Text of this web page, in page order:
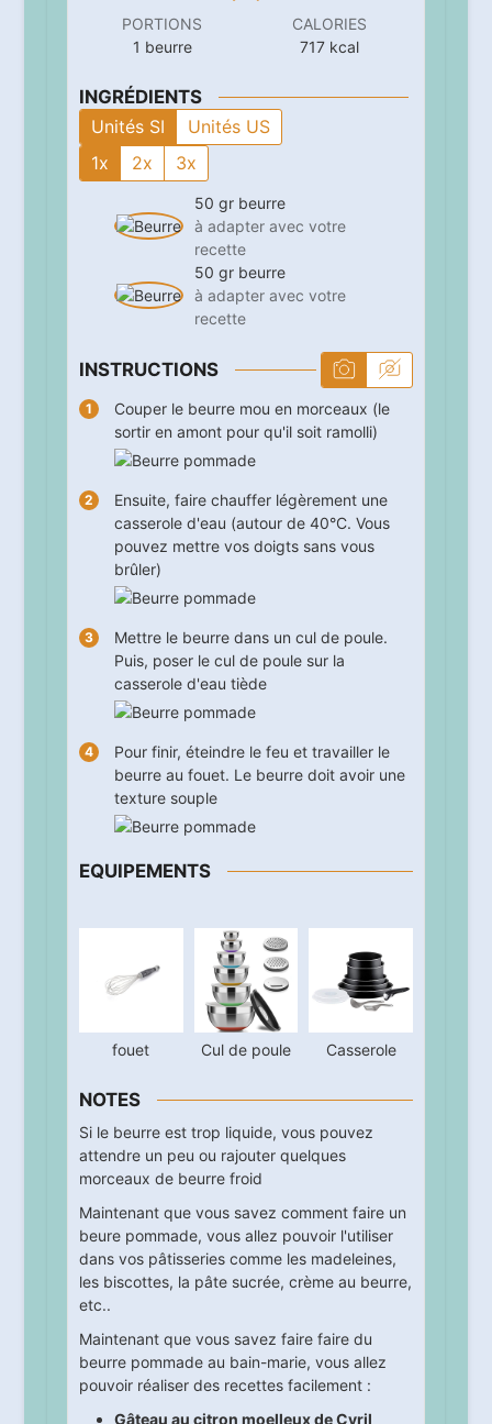
PORTIONS
1 beurre
CALORIES
717 kcal
INGRÉDIENTS
Unités SI
Unités US
1x
2x 3x
50 gr beurre
à adapter avec votre
recette
50 gr beurre
à adapter avec votre
recette
INSTRUCTIONS
Couper le beurre mou en morceaux (le
sortir en amont pour qu'il soit ramolli)
Ensuite, faire chauffer légèrement une
casserole d'eau (autour de 40°C. Vous
pouvez mettre vos doigts sans vous
brûler)
Mettre le beurre dans un cul de poule.
Puis, poser le cul de poule sur la
casserole d'eau tiède
Pour finir, éteindre le feu et travailler le
beurre au fouet. Le beurre doit avoir une
texture souple
EQUIPEMENTS
fouet Cul de poule Casserole
NOTES
Si le beurre est trop liquide, vous pouvez
attendre un peu ou rajouter quelques
morceaux de beurre froid
Maintenant que vous savez comment faire un
beure pommade, vous allez pouvoir l'utiliser
dans vos pâtisseries comme les madeleines,
les biscottes, la pâte sucrée, crème au beurre,
etc..
Maintenant que vous savez faire faire du
beurre pommade au bain-marie, vous allez
pouvoir réaliser des recettes facilement :
Gâteau au citron moelleux de Cyril